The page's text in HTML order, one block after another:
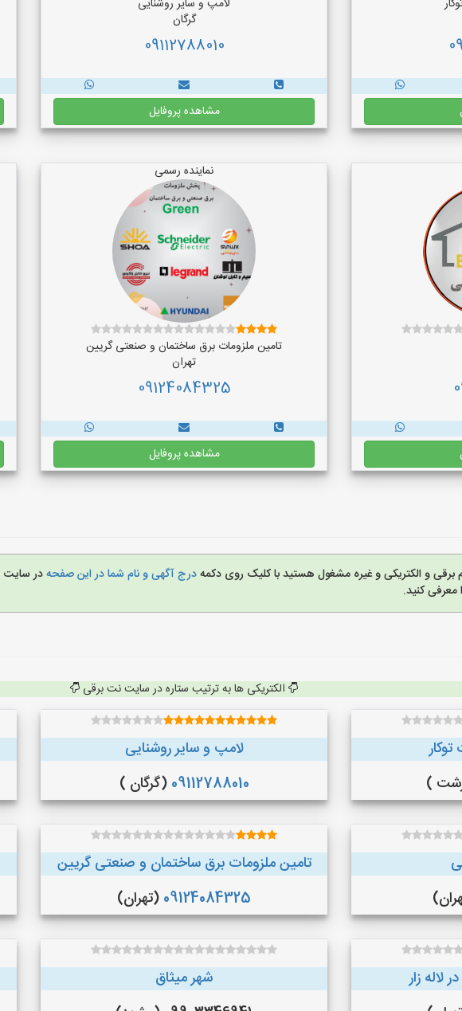
لامپ و سایر روشنایی
گرگان
09112788010
مشاهده پروفایل
نماینده رسمی
تامین ملزومات برق ساختمان و صنعتی گریین
تهران
09124084325
مشاهده پروفایل
برقی و الکتریکی و غیره مشغول هستید با کلیک روی دکمهدرج آگهی و نام شما در این صفحهدر
کنید.
الکتریکی ها به ترتیب ستاره در سایت نت برقی
)
لامپ و سایر روشنایی
09112788010 (گرگان )
تامین ملزومات برق ساختمان و صنعتی گریین
09124084325 (تهران)
لاله زار
شهر میثاق